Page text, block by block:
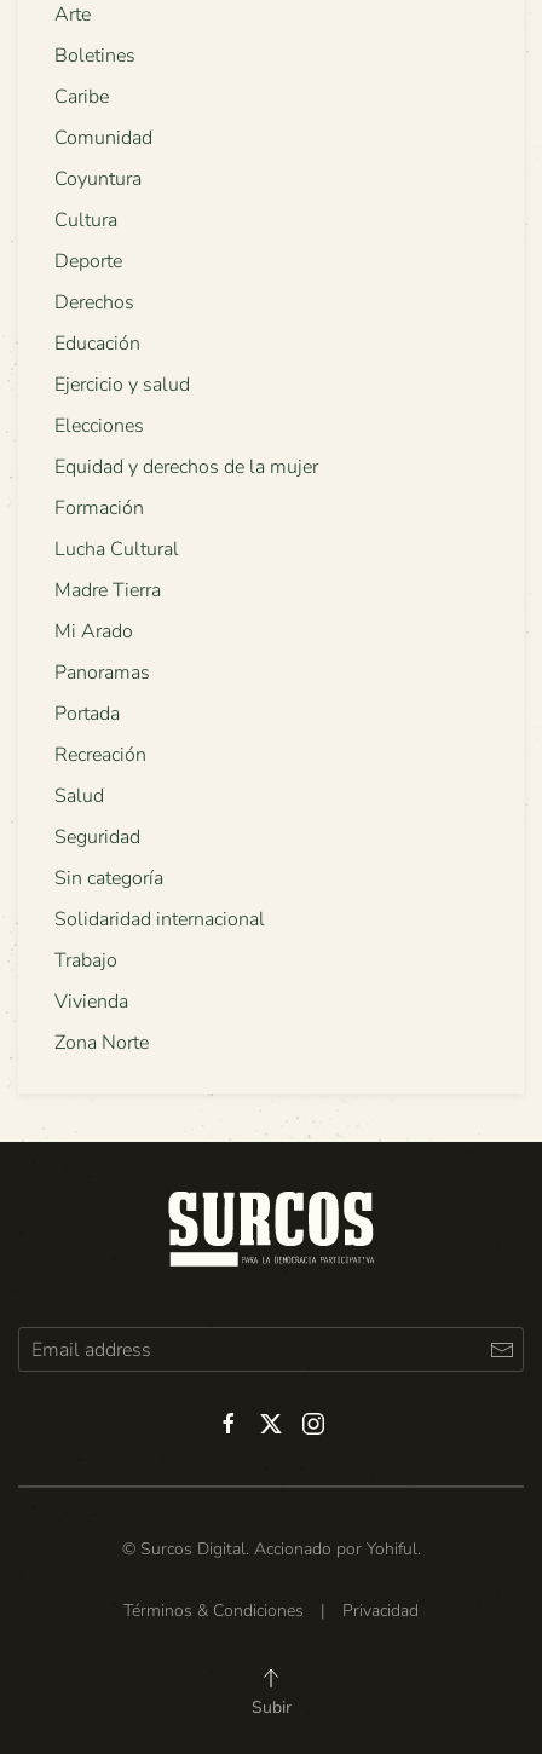
Arte
Boletines
Caribe
Comunidad
Coyuntura
Cultura
Deporte
Derechos
Educación
Ejercicio y salud
Elecciones
Equidad y derechos de la mujer
Formación
Lucha Cultural
Madre Tierra
Mi Arado
Panoramas
Portada
Recreación
Salud
Seguridad
Sin categoría
Solidaridad internacional
Trabajo
Vivienda
Zona Norte
© Surcos Digital. Accionado por Yohiful.
Términos & Condiciones | Privacidad
Subir